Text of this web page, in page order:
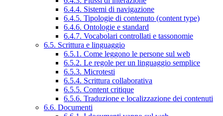
6.4.4. Sistemi di navigazione
6.4.5. Tipologie di contenuto (content type)
6.4.6. Ontologie e standard
6.4.7. Vocabolari controllati e tassonomie
6.5. Scrittura e linguaggio
6.5.1. Come leggono le persone sul web
6.5.2. Le regole per un linguaggio semplice
6.5.3. Microtesti
6.5.4. Scrittura collaborativa
6.5.5. Content critique
6.5.6. Traduzione e localizzazione dei contenuti
6.6. Documenti